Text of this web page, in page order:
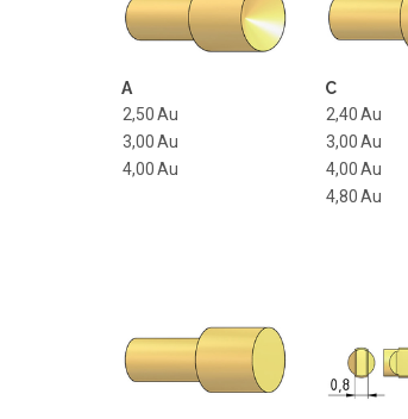
A
2,50Au
3,00Au
4,00Au
C
2,40Au
3,00Au
4,00Au
4,80Au